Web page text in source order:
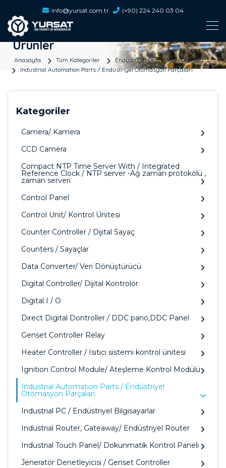
info@yursat.com.tr (+90) 224 240 03 04
Ürünler
Anasayfa Tüm Kategoriler
Endüstriyel Otomasyon Ürünleri
Industrial Automation Parts / Endüstriyel Otomasyon Parçaları
Kategoriler
Camera/ Kamera
CCD Camera
Compact NTP Time Server With / Integrated
Reference Clock / NTP server -Ağ zaman protokölü ,
zaman serveri
Control Panel
Control Unit/ Kontrol Ünitesi
Counter Controller / Dijital Sayaç
Counters / Sayaçlar
Data Converter/ Veri Dönüştürücü
Digital Controller/ Dijital Kontrolör
Digital I / O
Direct Digital Dontroller / DDC pano,DDC Panel
Genset Controller Relay
Heater Controller / Isıtıcı sistemi kontrol ünitesi
Ignition Control Module/ Ateşleme Kontrol Modülü
Industrial Automation Parts / Endüstriyel
Otomasyon Parçaları
Industrial PC / Endüstriyel Bilgisayarlar
Industrial Router, Gateaway/ Endüstriyel Router
Industrial Touch Panel/ Dokunmatik Kontrol Paneli
Jeneratör Denetleyicisi / Genset Controller